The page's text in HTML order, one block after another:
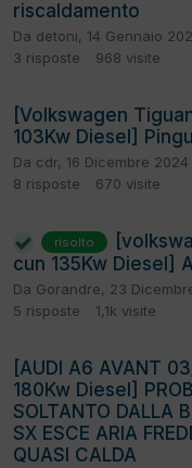
riscaldamento
Da detoni, 14 Gennaio
3 risposte 968 visite
[Volkswagen
103Kw Diesel]
Da cdr, 16 Dicembre 2024
8 risposte 670 visite
risolto
cun 135Kw Diesel]
Da Gorandre, 23
5 risposte 1,1k visite
[AUDI A6 AVANT
180Kw Diesel]
SOLTANTO DALLA
SX ESCE ARIA
QUASI CALDA